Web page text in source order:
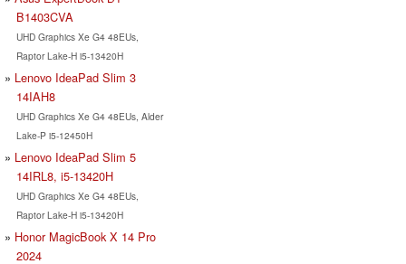
B1403CVA
UHD Graphics Xe G4 48EUs,
Raptor Lake-H i5-13420H
Lenovo IdeaPad Slim 3
14IAH8
UHD Graphics Xe G4 48EUs, Alder
Lake-P i5-12450H
Lenovo IdeaPad Slim 5
14IRL8, i5-13420H
UHD Graphics Xe G4 48EUs,
Raptor Lake-H i5-13420H
Honor MagicBook X 14 Pro
2024